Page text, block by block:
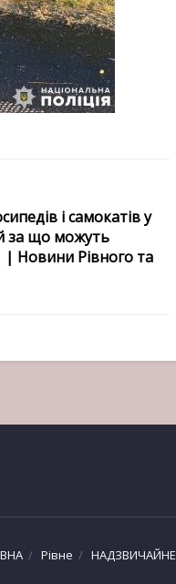
і самокатів у
за що можуть
Новини Рівного та
Рівне НАДЗВИЧАЙНЕ